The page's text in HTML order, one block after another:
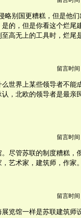
略别国更糟糕，但是他
的，但是你看这个烂尾
高无上的工具时，烂尾
留言时间
世界上某些领导者不能
，北欧的领导者是最亲
留言时间
尽管苏联的制度糟糕，
艺术家，建筑师，作家
留言时间
览馆一样是苏联建筑师